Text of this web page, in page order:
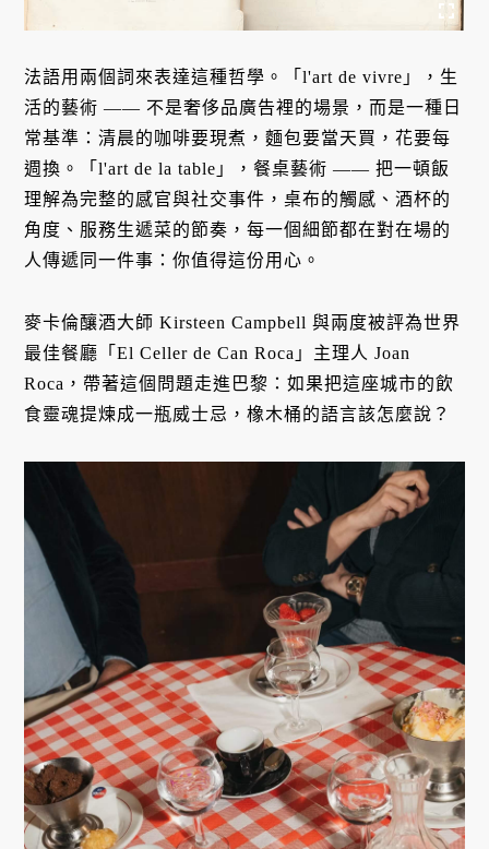
法語用兩個詞來表達這種哲學。「l'art de vivre」，生
活的藝術 —— 不是奢侈品廣告裡的場景，而是一種日
常基準：清晨的咖啡要現煮，麵包要當天買，花要每
週換。「l'art de la table」，餐桌藝術 —— 把一頓飯
理解為完整的感官與社交事件，桌布的觸感、酒杯的
角度、服務生遞菜的節奏，每一個細節都在對在場的
人傳遞同一件事：你值得這份用心。
麥卡倫釀酒大師 Kirsteen Campbell 與兩度被評為世界
最佳餐廳「El Celler de Can Roca」主理人 Joan
Roca，帶著這個問題走進巴黎：如果把這座城市的飲
食靈魂提煉成一瓶威士忌，橡木桶的語言該怎麼說？